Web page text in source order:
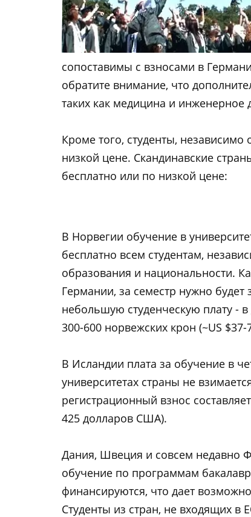
сопоставимы с взносами в
обратите внимание, что
таких как медицина и инженерное
Кроме того, студенты, независимо
низкой цене. Скандинавские
бесплатно или по низкой цене:
В Норвегии обучение в
бесплатно всем студентам,
образования и национальности.
Германии, за семестр нужно будет
небольшую студенческую плату -
300-600 норвежских крон (~US $37-
В Исландии плата за обучение в
университетах страны не
регистрационный взнос
425 долларов США).
Дания, Швеция и совсем недавно
обучение по программам
финансируются, что дает
Студенты из стран, не входящих в